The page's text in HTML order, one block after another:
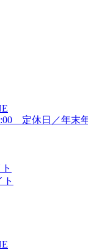
定休日／年末